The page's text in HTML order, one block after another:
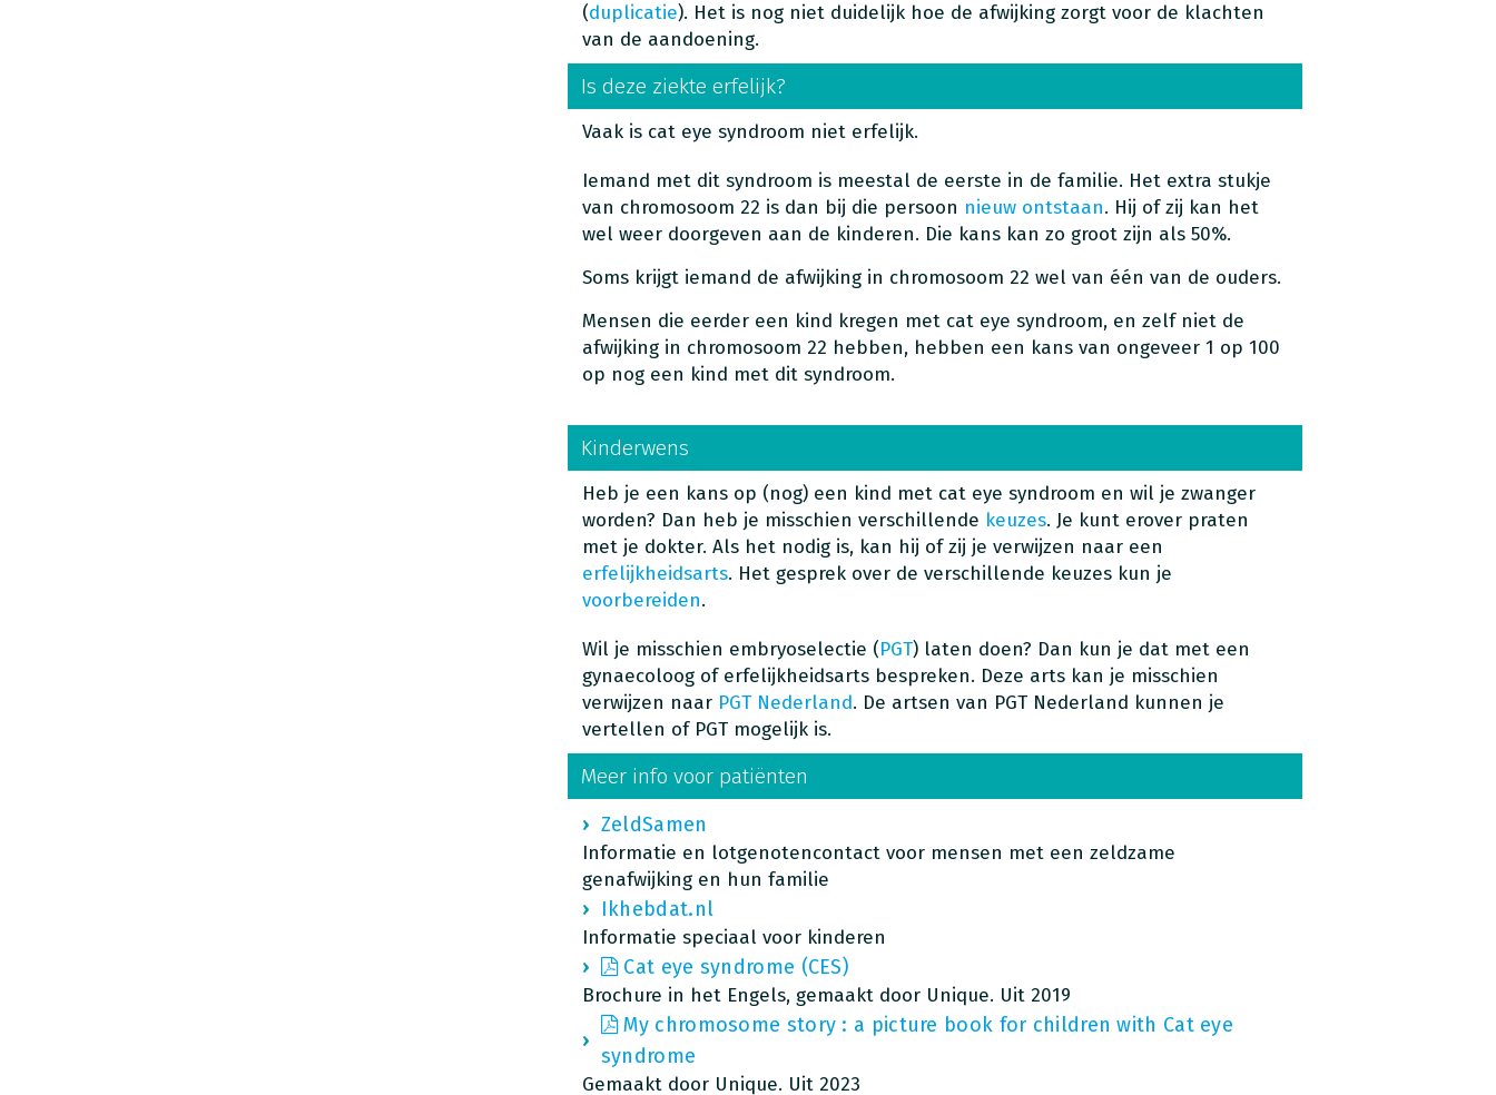
(duplicatie). Het is nog niet duidelijk hoe de afwijking zorgt voor de klachten
van de aandoening.
Is deze ziekte erfelijk?
Vaak is cat eye syndroom niet erfelijk.
Iemand met dit syndroom is meestal de eerste in de familie. Het extra stukje
van chromosoom 22 is dan bij die persoon nieuw ontstaan. Hij of zij kan het
wel weer doorgeven aan de kinderen. Die kans kan zo groot zijn als 50%.
Soms krijgt iemand de afwijking in chromosoom 22 wel van één van de ouders.
Mensen die eerder een kind kregen met cat eye syndroom, en zelf niet de
afwijking in chromosoom 22 hebben, hebben een kans van ongeveer 1 op 100
op nog een kind met dit syndroom.
Kinderwens
Heb je een kans op (nog) een kind met cat eye syndroom en wil je zwanger
worden? Dan heb je misschien verschillende keuzes. Je kunt erover praten
met je dokter. Als het nodig is, kan hij of zij je verwijzen naar een
erfelijkheidsarts. Het gesprek over de verschillende keuzes kun je
voorbereiden.
Wil je misschien embryoselectie (PGT) laten doen? Dan kun je dat met een
gynaecoloog of erfelijkheidsarts bespreken. Deze arts kan je misschien
verwijzen naar PGT Nederland. De artsen van PGT Nederland kunnen je
vertellen of PGT mogelijk is.
Meer info voor patiënten
ZeldSamen
Informatie en lotgenotencontact voor mensen met een zeldzame
genafwijking en hun familie
Ikhebdat.nl
Informatie speciaal voor kinderen
Cat eye syndrome (CES)
Brochure in het Engels, gemaakt door Unique. Uit 2019
My chromosome story : a picture book for children with Cat eye
syndrome
Gemaakt door Unique. Uit 2023